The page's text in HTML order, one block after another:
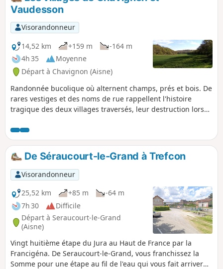
Ce menhir de plus de 4 m, classé dès 1889, est lié à une
ancienne légende locale. Une escapade parfaite, alliant
harmonieusement la marche en sous-bois, la découverte
rurale et les vestiges d'un riche passé.
Vaudesson
Visorandonneur
14,52 km
+159 m
-164 m
4h 35
Moyenne
Départ à Chavignon (Aisne)
Randonnée bucolique où alternent champs, prés et bois. De
rares vestiges et des noms de rue rappellent l'histoire
tragique des deux villages traversés, leur destruction lors
Parcours conçu et entretenu par la Communauté de
communes du Val de l'Aisne.
De Séraucourt-le-Grand à Trefcon
Visorandonneur
25,52 km
+85 m
-64 m
7h 30
Difficile
Départ à Seraucourt-le-Grand
(Aisne)
Vingt huitième étape du Jura au Haut de France par la
Francigéna. De Seraucourt-le-Grand, vous franchissez la
Somme pour une étape au fil de l'eau qui vous fait arriver